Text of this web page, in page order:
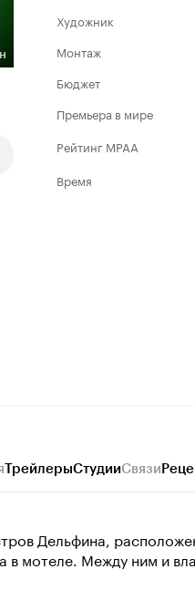
Художник
Монтаж
Бюджет
Премьера в мире
Рейтинг MPAA
Время
ТрейлерыСтудииСвязи
Дельфина,
в мотеле. Между ним и